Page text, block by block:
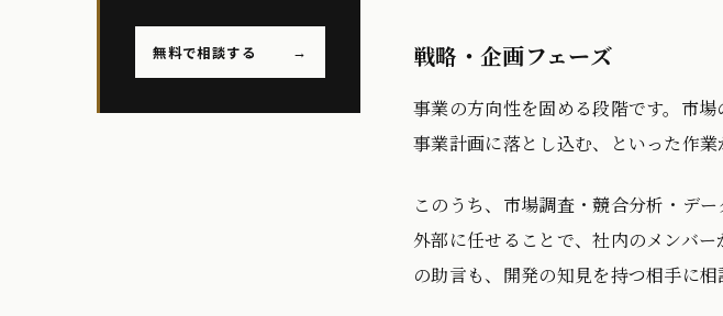
無料で相談する → 戦略・企画フェーズ
事業の方向性を固める段階です。市
事業計画に落とし込む、といった作業
このうち、市場調査・競合分析・デ
外部に任せることで、社内のメンバ
の助言も、開発の知見を持つ相手に相